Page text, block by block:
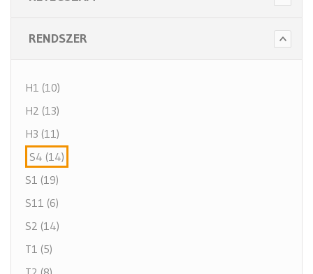
RENDSZER
H1 (10)
H2 (13)
H3 (11)
S4 (14)
S1 (19)
S11 (6)
S2 (14)
T1 (5)